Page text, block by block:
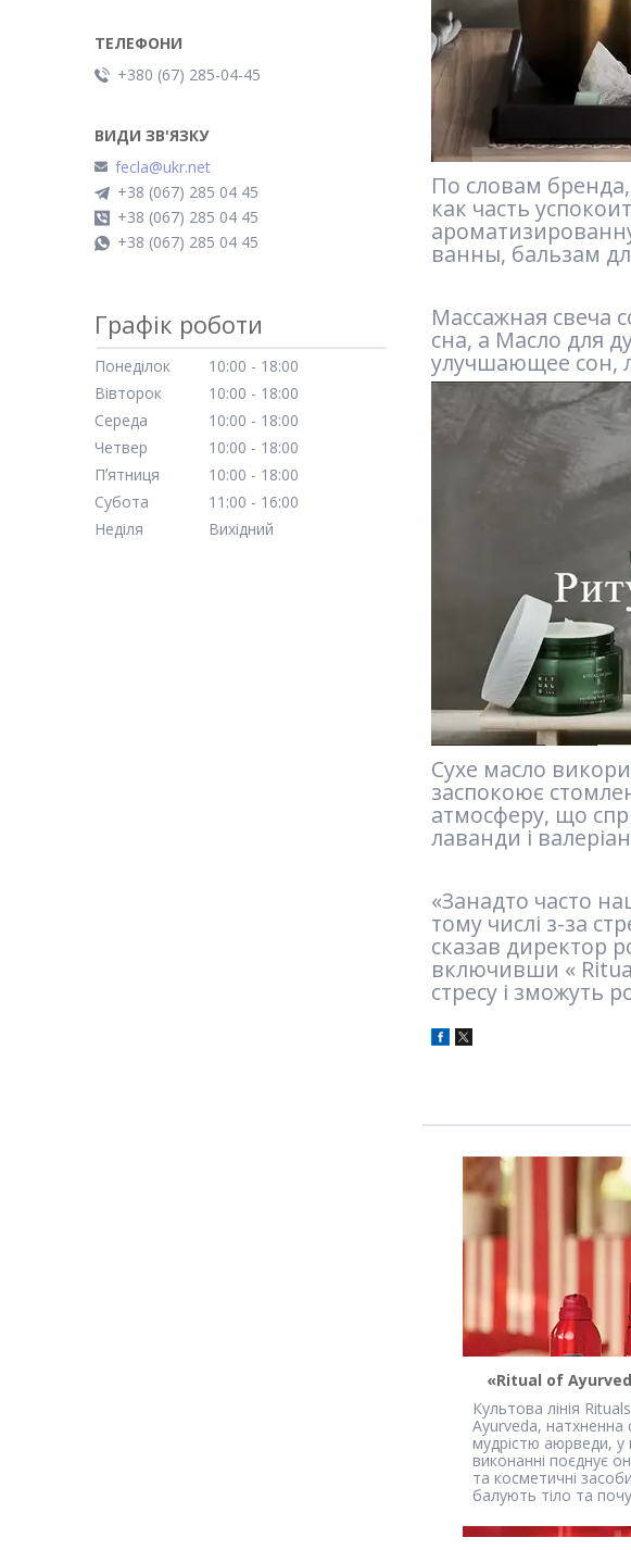
По словам
как часть
ванны, бальзам
Массажная свеча
сна, а Масло для
улучшающее сон,
Сухе масло
заспокоює
атмосферу, що
лаванди і
«Занадто часто
тому числі з-за
сказав директор
включивши «
стресу і зможуть
«Ritual of
Культова лінія
Ayurveda,
мудрістю аюрведи,
виконанні поєднує
та косметичні
балують тіло та
+380 (67) 285-04-45
fecla@ukr.net
+38 (067) 285 04 45
+38 (067) 285 04 45
+38 (067) 285 04 45
Графік роботи
Понеділок 10:00
18:00
Вівторок
10:00
18:00
Середа
10:00
18:00
Четвер
10:00
18:00
Пʼятниця
10:00
18:00
Субота
11:00
16:00
Неділя
Вихідний